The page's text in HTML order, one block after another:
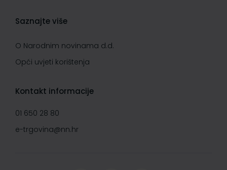
Saznajte više
O Narodnim novinama d.d.
Opći uvjeti korištenja
Kontakt informacije
01 650 28 80
e-trgovina@nn.hr